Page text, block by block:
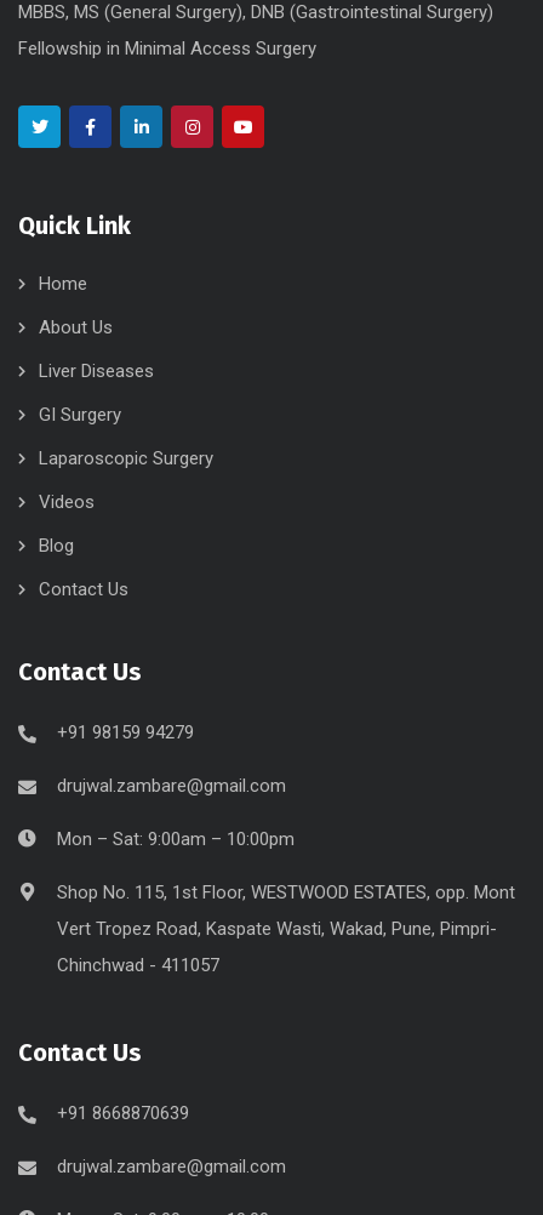
MBBS, MS (General Surgery), DNB (Gastrointestinal Surgery)
Fellowship in Minimal Access Surgery
Quick Link
Home
About Us
Liver Diseases
GI Surgery
Laparoscopic Surgery
Videos
Blog
Contact Us
Contact Us
+91 98159 94279
drujwal.zambare@gmail.com
Mon – Sat: 9:00am – 10:00pm
Shop No. 115, 1st Floor, WESTWOOD ESTATES, opp. Mont
Vert Tropez Road, Kaspate Wasti, Wakad, Pune, Pimpri-
Chinchwad - 411057
Contact Us
+91 8668870639
drujwal.zambare@gmail.com